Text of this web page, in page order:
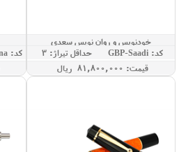
خودنویس و روان نویس سعدی
کد: GBP-Saadi
حداقل تيراژ: 3
قيمت: 81,800,000 ريال
کد: GBP-Ebne Sina